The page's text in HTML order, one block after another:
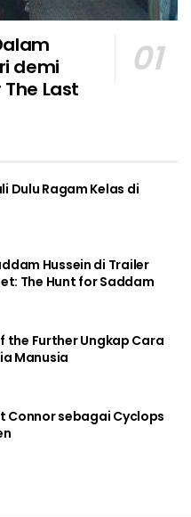
demi
Last
Dulu Ragam Kelas di
Hussein di Trailer
The Hunt for Saddam
the Further Ungkap Cara
Manusia
Connor sebagai Cyclops